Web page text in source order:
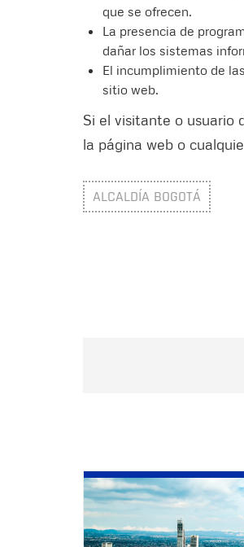
que se ofrecen.
La presencia de
dañar los sistemas
El incumplimiento de
sitio web.
Si el visitante o usuario
la página web o
ALCALDÍA BOGOTÁ